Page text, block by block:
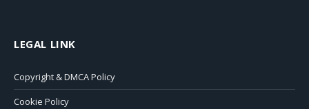
LEGAL LINK
Copyright & DMCA Policy
Cookie Policy